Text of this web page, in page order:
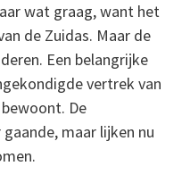
wat graag, want het
de Zuidas. Maar de
Een belangrijke
vertrek van
De
maar lijken nu